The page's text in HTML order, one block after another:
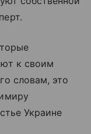
к своим
словам, это
Украине